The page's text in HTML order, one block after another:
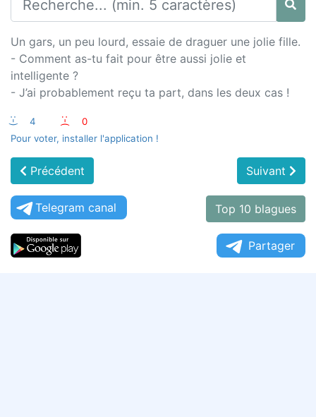
Un gars, un peu lourd, essaie de draguer une jolie fille.
- Comment as-tu fait pour être aussi jolie et
intelligente ?
- J’ai probablement reçu ta part, dans les deux cas !
:-) 4 :-(
0
Pour voter, installer l'application !
Précédent Suivant
Telegram canal Top 10 blagues
Partager